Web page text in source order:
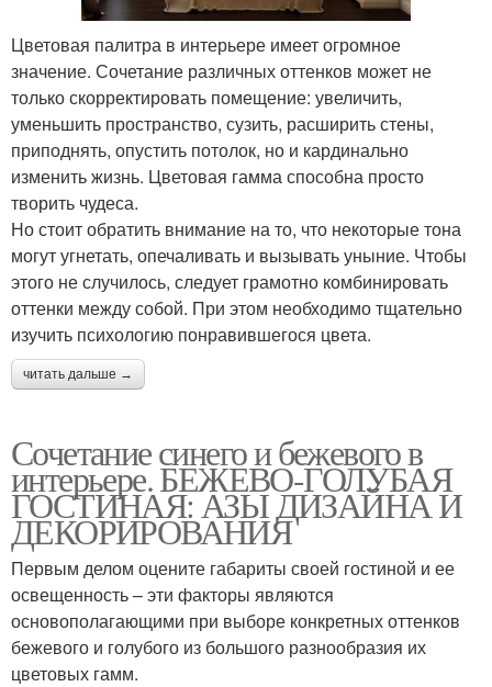
Цветовая палитра в интерьере имеет огромное
значение. Сочетание различных оттенков может не
только скорректировать помещение: увеличить,
уменьшить пространство, сузить, расширить стены,
приподнять, опустить потолок, но и кардинально
изменить жизнь. Цветовая гамма способна просто
творить чудеса.
Но стоит обратить внимание на то, что некоторые тона
могут угнетать, опечаливать и вызывать уныние. Чтобы
этого не случилось, следует грамотно комбинировать
оттенки между собой. При этом необходимо тщательно
изучить психологию понравившегося цвета.
читать дальше →
Сочетание синего и бежевого в
интерьере. БЕЖЕВО-ГОЛУБАЯ
ГОСТИНАЯ: АЗЫ ДИЗАЙНА И
ДЕКОРИРОВАНИЯ
Первым делом оцените габариты своей гостиной и ее
освещенность – эти факторы являются
основополагающими при выборе конкретных оттенков
бежевого и голубого из большого разнообразия их
цветовых гамм.